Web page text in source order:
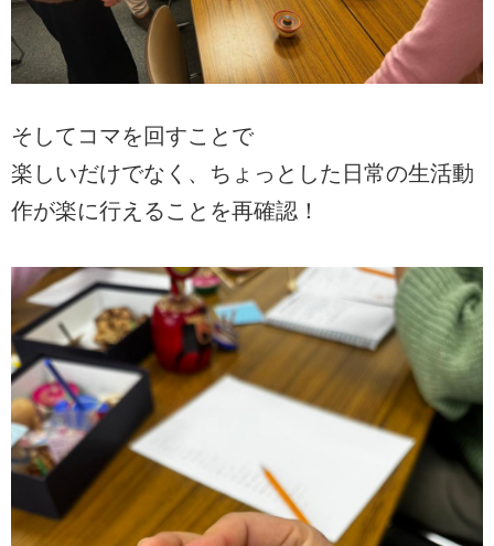
そしてコマを回すことで
楽しいだけでなく、ちょっとした日常の生活動
作が楽に行えることを再確認！